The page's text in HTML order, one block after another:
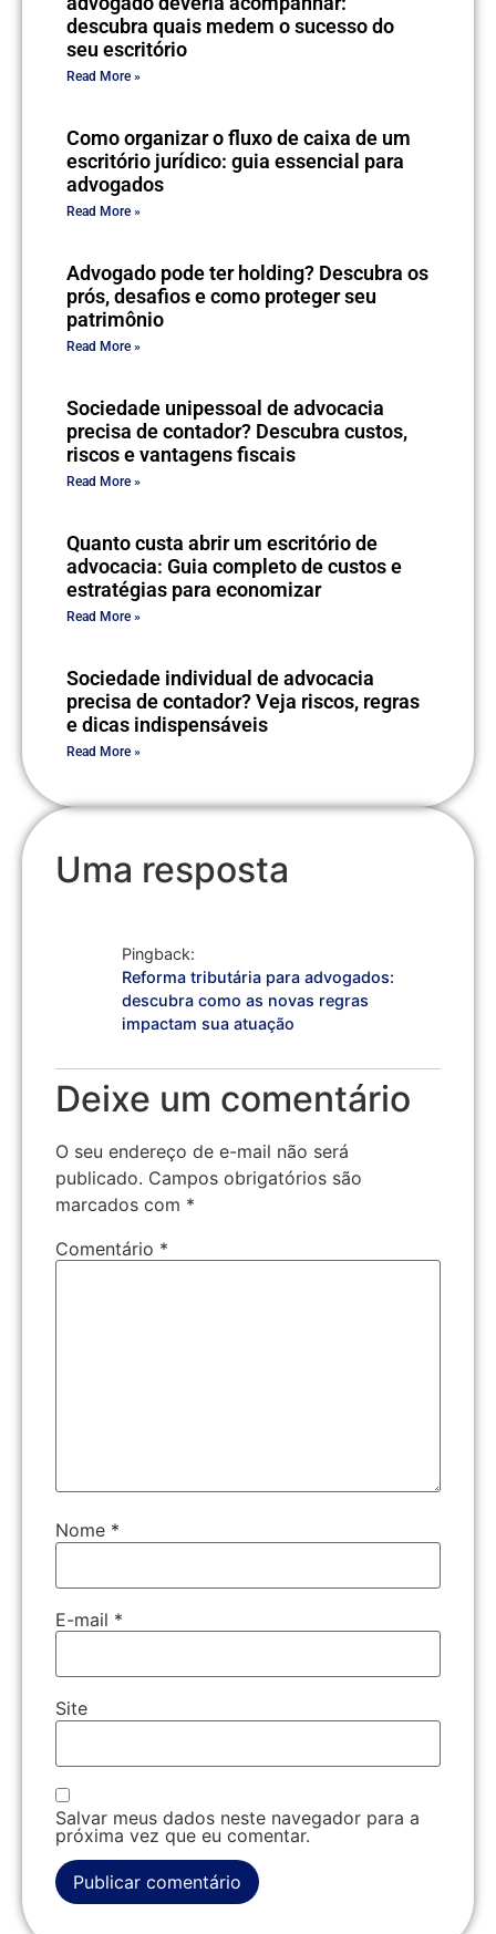
descubra quais medem o sucesso do
seu escritório
Read More »
Como organizar o fluxo de caixa de um
escritório jurídico: guia essencial para
advogados
Read More »
Advogado pode ter holding? Descubra os
prós, desafios e como proteger seu
patrimônio
Read More »
Sociedade unipessoal de advocacia
precisa de contador? Descubra custos,
riscos e vantagens fiscais
Read More »
Quanto custa abrir um escritório de
advocacia: Guia completo de custos e
estratégias para economizar
Read More »
Sociedade individual de advocacia
precisa de contador? Veja riscos, regras
e dicas indispensáveis
Read More »
Uma resposta
Pingback:
Reforma tributária para advogados:
descubra como as novas regras
impactam sua atuação
Deixe um comentário
O seu endereço de e-mail não será
publicado. Campos obrigatórios são
marcados com *
Comentário *
Nome *
E-mail *
Site
Salvar meus dados neste navegador para a
próxima vez que eu comentar.